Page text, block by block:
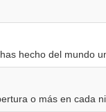
hecho del mundo
o más en cada